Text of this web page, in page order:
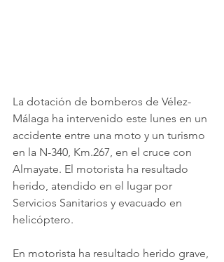
La dotación de bomberos de Vélez-
Málaga ha intervenido este lunes en un
accidente entre una moto y un turismo
en la N-340, Km.267, en el cruce con
Almayate. El motorista ha resultado
herido, atendido en el lugar por
Servicios Sanitarios y evacuado en
helicóptero.
En motorista ha resultado herido grave,